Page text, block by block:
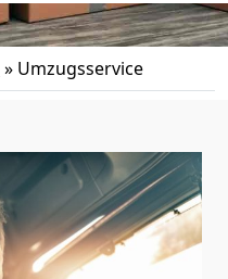
» Umzugsservice